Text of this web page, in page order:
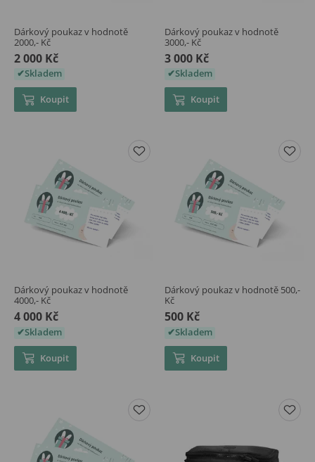
Dárkový poukaz v hodnotě
2000,- Kč
2 000 Kč
Skladem
Koupit
Dárkový poukaz v hodnotě
3000,- Kč
3 000 Kč
Skladem
Koupit
Dárkový poukaz v hodnotě
4000,- Kč
4 000 Kč
Skladem
Koupit
Dárkový poukaz v hodnotě 500,-
Kč
500 Kč
Skladem
Koupit